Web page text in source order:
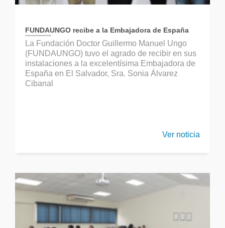
FUNDAUNGO recibe a la Embajadora de España
La Fundación Doctor Guillermo Manuel Ungo
(FUNDAUNGO) tuvo el agrado de recibir en sus
instalaciones a la excelentísima Embajadora de
España en El Salvador, Sra. Sonia Álvarez
Cibanal
Ver noticia